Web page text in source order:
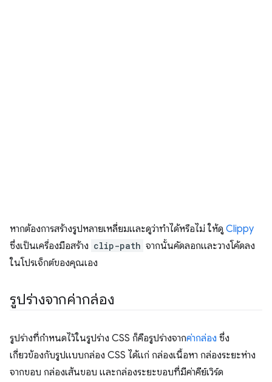
หากต้องการสร้างรูปหลายเหลี่ยมและดูว่าทำได้หรือไม่ ให้ดู Clippy
ซึ่งเป็นเครื่องมือสร้าง clip-path จากนั้นคัดลอกและวางโค้ดลง
ในโปรเจ็กต์ของคุณเอง
รูปร่างจากค่ากล่อง
รูปร่างที่กําหนดไว้ในรูปร่าง CSS ก็คือรูปร่างจากค่ากล่อง ซึ่ง
เกี่ยวข้องกับรูปแบบกล่อง CSS ได้แก่ กล่องเนื้อหา กล่องระยะห่าง
จากขอบ กล่องเส้นขอบ และกล่องระยะขอบที่มีค่าคีย์เวิร์ด